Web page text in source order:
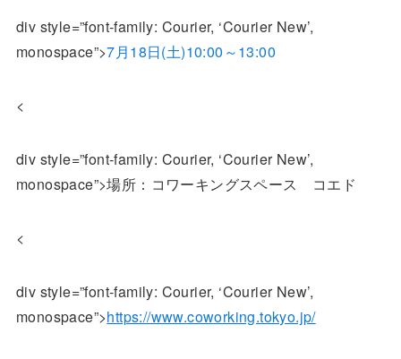
div style=”font-family: Courier, ‘Courier New’,
monospace”>7月18日(土)10:00～13:00
<
div style=”font-family: Courier, ‘Courier New’,
monospace”>場所：コワーキングスペース コエド
<
div style=”font-family: Courier, ‘Courier New’,
monospace”>https://www.coworking.tokyo.jp/